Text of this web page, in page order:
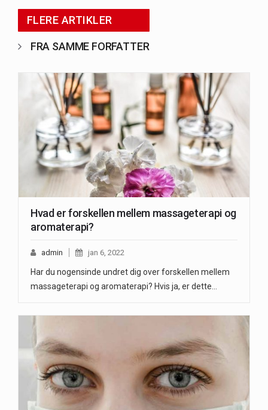
FLERE ARTIKLER
FRA SAMME FORFATTER
Hvad er forskellen mellem massageterapi og
aromaterapi?
admin jan 6, 2022
Har du nogensinde undret dig over forskellen mellem
massageterapi og aromaterapi? Hvis ja, er dette…